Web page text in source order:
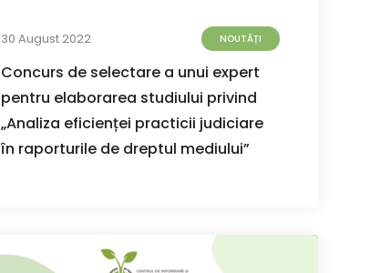
30 August 2022 NOUTĂȚI
Concurs de selectare a unui expert
pentru elaborarea studiului privind
„Analiza eficienței practicii judiciare
în raporturile de dreptul mediului”